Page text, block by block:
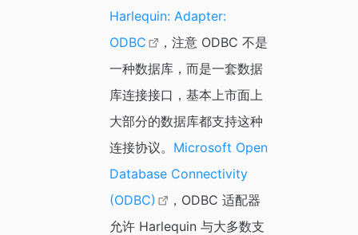
Harlequin: Adapter:
ODBC
，注意 ODBC 不是
一种数据库，而是一套数据
库连接接口，基本上市面上
大部分的数据库都支持这种
连接协议。 Microsoft Open
Database Connectivity
(ODBC)
，ODBC 适配器
允许 Harlequin 与大多数支